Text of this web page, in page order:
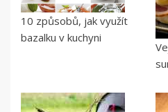
10 způsobů, jak využít
bazalku v kuchyni